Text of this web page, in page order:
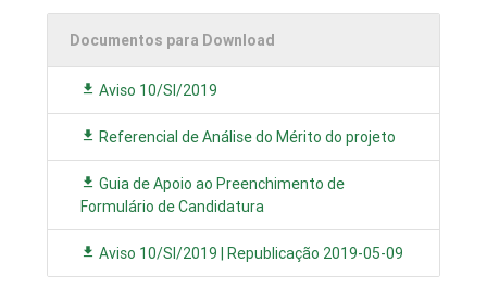
Documentos para Download
Aviso 10/SI/2019
Referencial de Análise do Mérito do projeto
Guia de Apoio ao Preenchimento de
Formulário de Candidatura
Aviso 10/SI/2019 | Republicação 2019-05-09